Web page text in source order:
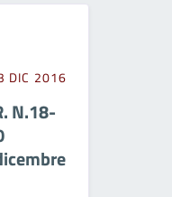
DIC 2016
N.18-